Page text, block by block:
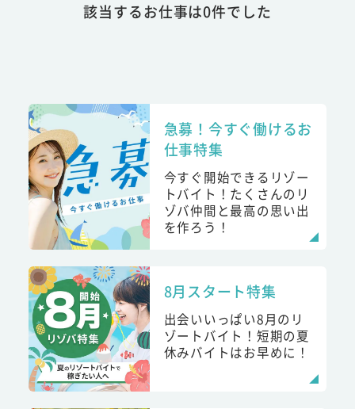
該当するお仕事は0件でした
急募！今すぐ働けるお
仕事特集
今すぐ開始できるリゾー
トバイト！たくさんのリ
ゾバ仲間と最高の思い出
を作ろう！
8月スタート特集
出会いいっぱい8月のリ
ゾートバイト！短期の夏
休みバイトはお早めに！